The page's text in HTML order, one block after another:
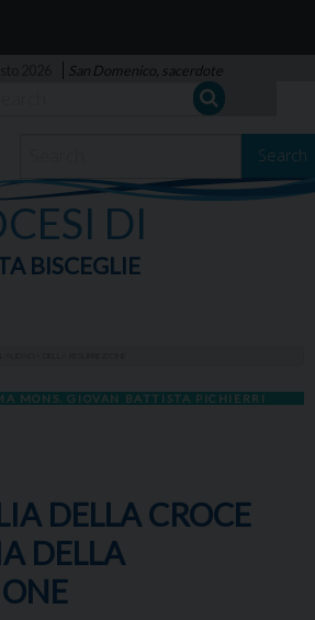
San Domenico, sacerdote
Search
DI
BISCEGLIE
MONS. GIOVAN BATTISTA PICHIERRI
DELLA CROCE
DELLA